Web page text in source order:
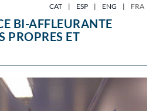
CAT | ESP | ENG | FRA
BI-AFFLEURANTE
PROPRES ET